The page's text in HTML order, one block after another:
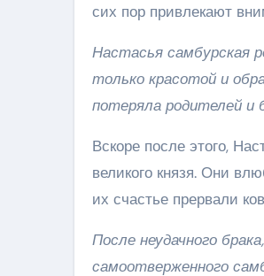
сих пор привлекают
Настасья самбурская
только красотой и
потеряла родителей и
Вскоре после этого,
великого князя. Они
их счастье прервали
После неудачного
самоотверженного